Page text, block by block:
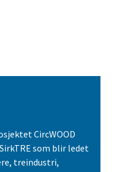
CircWOOD
som blir ledet
treindustri,